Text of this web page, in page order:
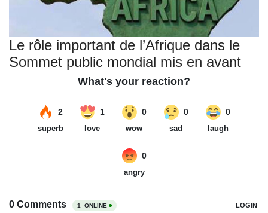
Le rôle important de l’Afrique dans le
Sommet public mondial mis en avant